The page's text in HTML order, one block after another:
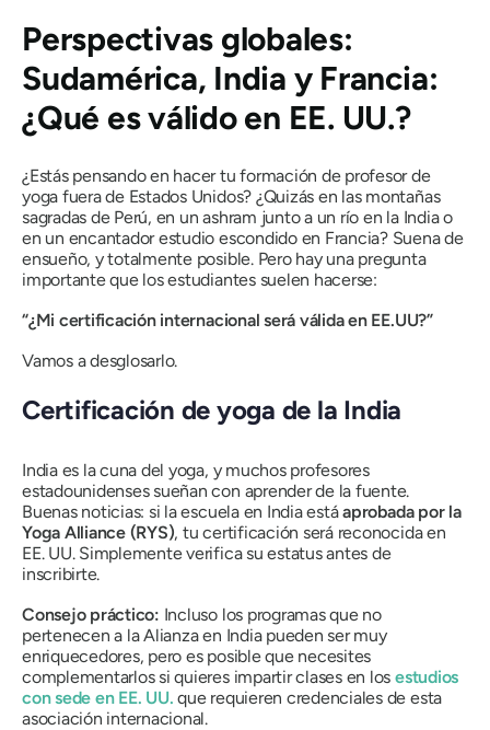
Perspectivas globales:
Sudamérica, India y Francia:
¿Qué es válido en EE. UU.?
¿Estás pensando en hacer tu formación de profesor de
yoga fuera de Estados Unidos? ¿Quizás en las montañas
sagradas de Perú, en un ashram junto a un río en la India o
en un encantador estudio escondido en Francia? Suena de
ensueño, y totalmente posible. Pero hay una pregunta
importante que los estudiantes suelen hacerse:
“¿Mi certificación internacional será válida en EE.UU?”
Vamos a desglosarlo.
Certificación de yoga de la India
India es la cuna del yoga, y muchos profesores
estadounidenses sueñan con aprender de la fuente.
Buenas noticias: si la escuela en India estáaprobada por la
Yoga Alliance (RYS), tu certificación será reconocida en
EE. UU. Simplemente verifica su estatus antes de
inscribirte.
Consejo práctico: Incluso los programas que no
pertenecen a la Alianza en India pueden ser muy
enriquecedores, pero es posible que necesites
complementarlos si quieres impartir clases en losestudios
con sede en EE. UU. que requieren credenciales de esta
asociación internacional.